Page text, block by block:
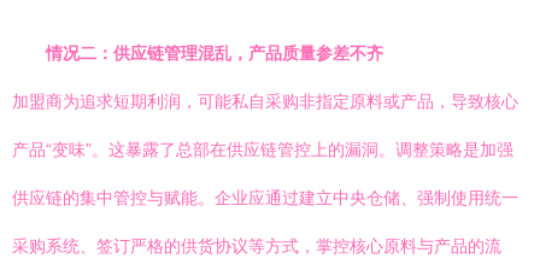
情况二：供应链管理混乱，产品质量参差不齐
加盟商为追求短期利润，可能私自采购非指定原料或产品，导致核心
产品“变味”。这暴露了总部在供应链管控上的漏洞。调整策略是加强
供应链的集中管控与赋能。企业应通过建立中央仓储、强制使用统一
采购系统、签订严格的供货协议等方式，掌控核心原料与产品的流